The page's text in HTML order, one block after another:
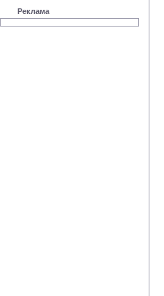
Реклама